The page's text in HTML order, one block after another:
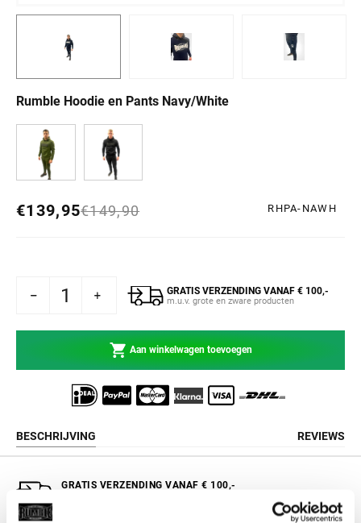
Rumble Hoodie en Pants Navy/White
Normale prijs
Aanbiedingsprijs
€149,90
€139,95 RHPA-NAWH
Hoodie en Pants Navy/White
voor Rumble Hoodie en Pants Navy/White
GRATIS VERZENDING VANAF € 100,-
m.u.v. grote en zware producten
Aan winkelwagen toevoegen
BESCHRIJVING REVIEWS
GRATIS VERZENDING VANAF € 100,-